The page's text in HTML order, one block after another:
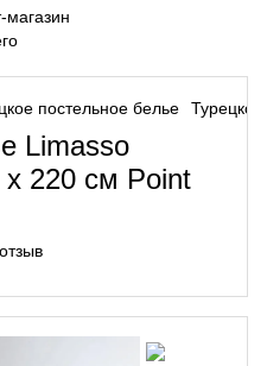
постельное белье
Limasso
220 см Point